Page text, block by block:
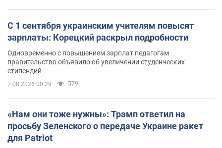
С 1 сентября украинским учителям повысят
зарплаты: Корецкий раскрыл подробности
Одновременно с повышением зарплат педагогам
правительство объявило об увеличении студенческих
стипендий
7.08.2026 00:29 579
«Нам они тоже нужны»: Трамп ответил на
просьбу Зеленского о передаче Украине ракет
для Patriot